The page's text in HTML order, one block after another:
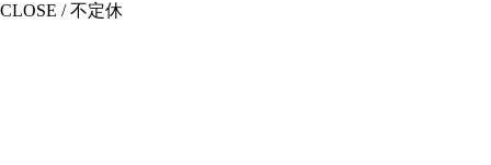
CLOSE / 不定休